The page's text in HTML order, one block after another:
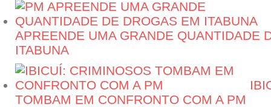
APREENDE UMA GRANDE QUANTIDADE
ITABUNA
TOMBAM EM CONFRONTO COM A PM